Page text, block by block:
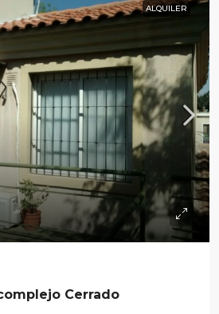
ALQUILER
Cerrado